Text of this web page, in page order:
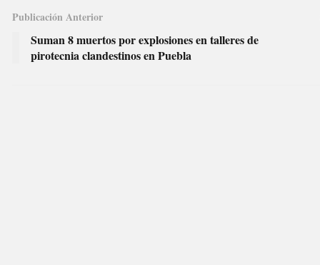
Publicación Anterior
Suman 8 muertos por explosiones en talleres de
pirotecnia clandestinos en Puebla